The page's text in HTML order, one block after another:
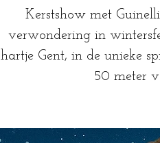
Kerstshow met
verwondering in
hartje Gent, in de unieke
50 meter